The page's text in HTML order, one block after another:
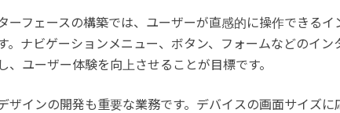
ーフェースの構築では、ユーザーが直感的に操作できるイ
。ナビゲーションメニュー、ボタン、フォームなどのイン
、ユーザー体験を向上させることが目標です。
ザインの開発も重要な業務です。デバイスの画面サイズに